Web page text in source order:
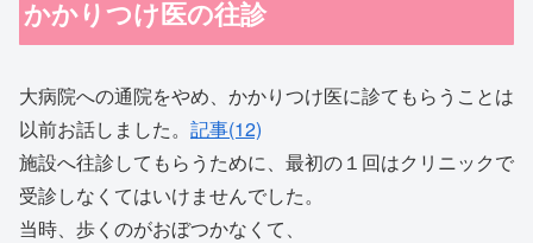
かかりつけ医の往診
大病院への通院をやめ、かかりつけ医に診てもらうことは
以前お話しました。 記事(12)
施設へ往診してもらうために、最初の１回はクリニックで
受診しなくてはいけませんでした。
当時、歩くのがおぼつかなくて、